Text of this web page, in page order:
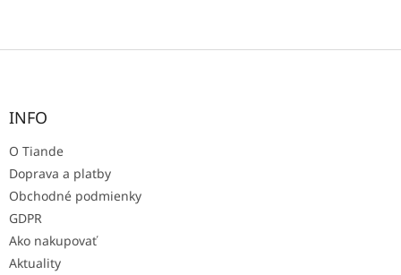
Z
INFO
O Tiande
Doprava a platby
Obchodné podmienky
GDPR
Ako nakupovať
Aktuality